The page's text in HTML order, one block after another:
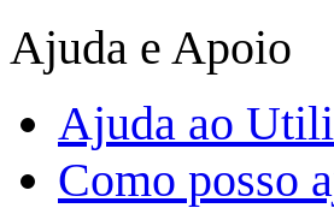
Ajuda e Apoio
Ajuda ao
Como posso